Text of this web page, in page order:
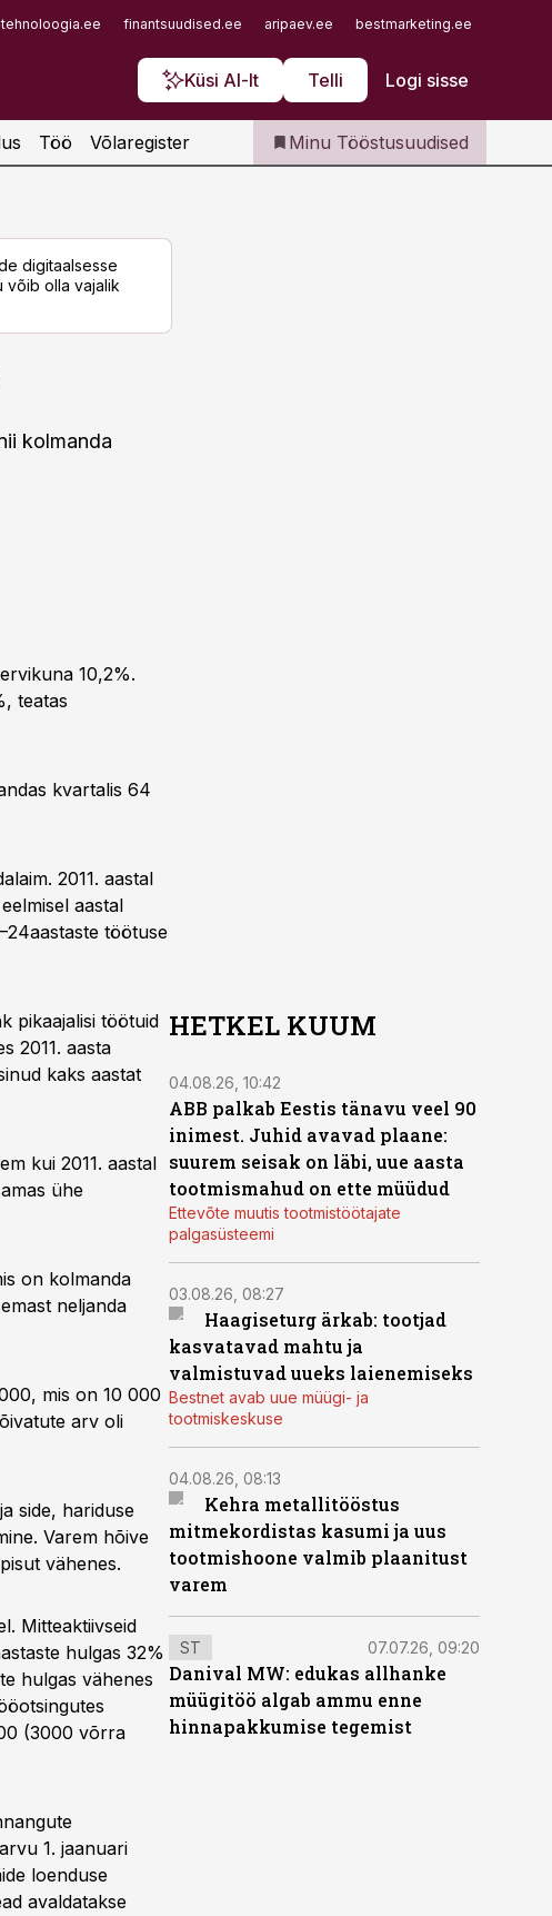
finantsuudised.ee aripaev.ee bestmarketing.ee
Küsi AI-lt Telli Logi sisse
Iseteenindus
Telli Tööstusuudised
Töö Võlaregister Minu Tööstusuudised
digitaalsesse
võib olla vajalik
kolmanda
10,2%.
teatas
kvartalis 64
2011. aastal
aastal
töötuse
pikaajalisi töötuid
2011. aasta
kaks aastat
kui 2011. aastal
ühe
on kolmanda
neljanda
mis on 10 000
arv oli
side, hariduse
Varem hõive
vähenes.
Mitteaktiivseid
hulgas 32%
hulgas vähenes
(3000 võrra
1. jaanuari
loenduse
avaldatakse
HETKEL KUUM
04.08.26, 10:42
ABB palkab Eestis tänavu veel 90
inimest. Juhid avavad plaane:
suurem seisak on läbi, uue aasta
tootmismahud on ette müüdud
Ettevõte muutis tootmistöötajate
palgasüsteemi
03.08.26, 08:27
Haagiseturg ärkab: tootjad
kasvatavad mahtu ja
valmistuvad uueks laienemiseks
Bestnet avab uue müügi- ja
tootmiskeskuse
04.08.26, 08:13
Kehra metallitööstus
mitmekordistas kasumi ja uus
tootmishoone valmib plaanitust
varem
ST 07.07.26, 09:20
Danival MW: edukas allhanke
müügitöö algab ammu enne
hinnapakkumise tegemist